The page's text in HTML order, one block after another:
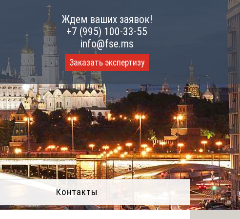
Ждем ваших заявок!
+7 (995) 100-33-55
info@fse.ms
Заказать экспертизу
Контакты